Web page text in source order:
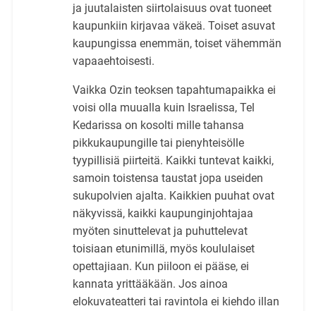
ja juutalaisten siirtolaisuus ovat tuoneet
kaupunkiin kirjavaa väkeä. Toiset asuvat
kaupungissa enemmän, toiset vähemmän
vapaaehtoisesti.
Vaikka Ozin teoksen tapahtumapaikka ei
voisi olla muualla kuin Israelissa, Tel
Kedarissa on kosolti mille tahansa
pikkukaupungille tai pienyhteisölle
tyypillisiä piirteitä. Kaikki tuntevat kaikki,
samoin toistensa taustat jopa useiden
sukupolvien ajalta. Kaikkien puuhat ovat
näkyvissä, kaikki kaupunginjohtajaa
myöten sinuttelevat ja puhuttelevat
toisiaan etunimillä, myös koululaiset
opettajiaan. Kun piiloon ei pääse, ei
kannata yrittääkään. Jos ainoa
elokuvateatteri tai ravintola ei kiehdo illan